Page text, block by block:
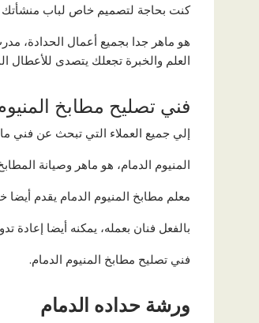
كنت بحاجة لتصميم خاص لباب منشأتك
هو ماهر جدا بجميع أعمال الحدادة،
العلم والخبرة تجعلك يتصدى للأعطال
فني تصليح مطابخ
إلي جميع العملاء التي تبحث عن فني
المنيوم الدمام، هو ماهر وصيانة
معلم مطابخ المنيوم الدمام يقدم أيضا
بالفعل فنان بعمله، يمكنه أيضا إعادة
فني تصليح مطابخ المنيوم الدمام.
ورشة حداده الدمام